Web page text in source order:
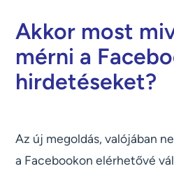
Akkor most
mérni a
hirdetéseket?
Az új megoldás, valójában
a Facebookon elérhetővé